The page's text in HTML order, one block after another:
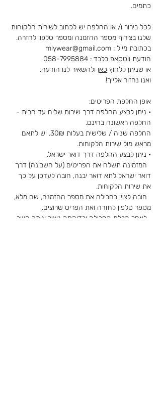
כתמים.
לכל בירור ו/ או החלפה יש לכתוב לשירות הלקוחות
שלנו בצירוף מספר ההזמנה ומספר טלפון לחזרה.
בכתובת מייל : mlywear@gmail.com
הודעת ווטסאפ בלבד : 058-7995884
או שניתן ללחוץ כאן ולהשאיר לנו הודעה.
ואנו נחזור אלייך!
אופן החלפת הפריטים:
• ניתן לבצע החלפה דרך שירות שליח עד הבית -
החלפה ראשונה בחינם.
החלפה שניה / שלישית בעלות 30
₪. יש לתאם
מראש מול שירות הלקוחות.
• ניתן לבצע החלפה דרך דואר ישראל.
המזמינה תשלח את הפריטים (על חשבונה) דרך
דואר ישראל לתא דואר יבנה, חובה לעדכן על כך
את שירות הלקוחות.
חובה לציין בחבילה את מספר ההזמנה, שם מלא,
מספר טלפון לחזרה ואת הפריט שרוצים.
לאחר קבלת החבילה ובדיקתה ניצור איתך קשר